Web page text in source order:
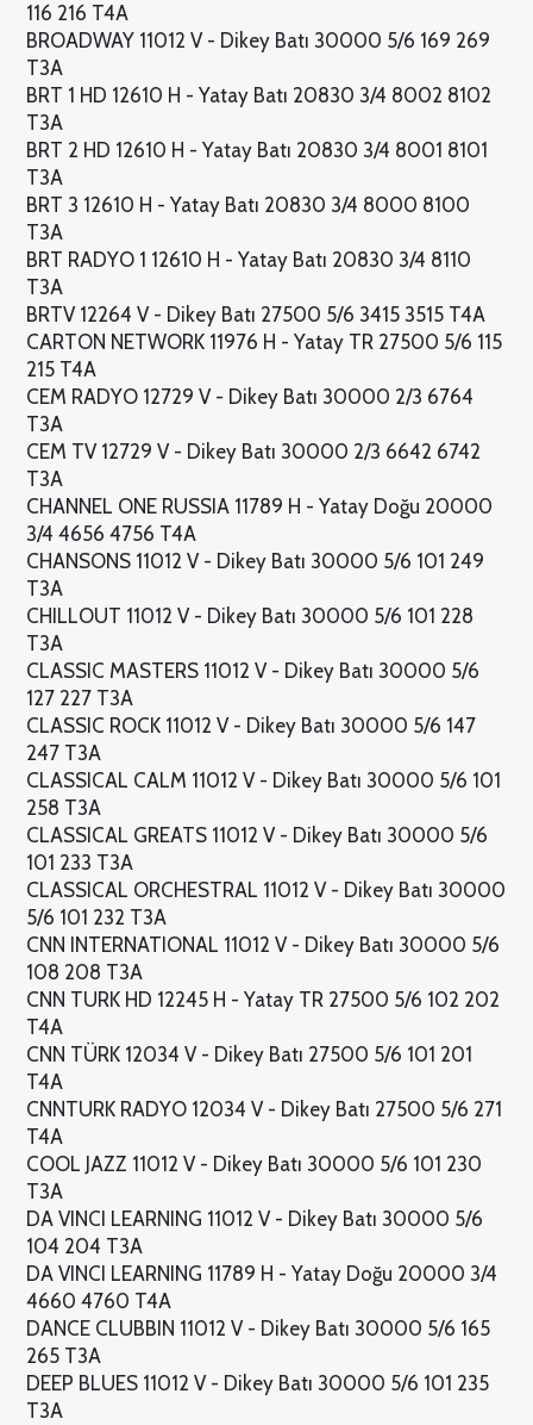
116 216 T4A
BROADWAY 11012 V - Dikey Batı 30000 5/6 169 269
T3A
BRT 1 HD 12610 H - Yatay Batı 20830 3/4 8002 8102
T3A
BRT 2 HD 12610 H - Yatay Batı 20830 3/4 8001 8101
T3A
BRT 3 12610 H - Yatay Batı 20830 3/4 8000 8100
T3A
BRT RADYO 1 12610 H - Yatay Batı 20830 3/4 8110
T3A
BRTV 12264 V - Dikey Batı 27500 5/6 3415 3515 T4A
CARTON NETWORK 11976 H - Yatay TR 27500 5/6 115
215 T4A
CEM RADYO 12729 V - Dikey Batı 30000 2/3 6764
T3A
CEM TV 12729 V - Dikey Batı 30000 2/3 6642 6742
T3A
CHANNEL ONE RUSSIA 11789 H - Yatay Doğu 20000
3/4 4656 4756 T4A
CHANSONS 11012 V - Dikey Batı 30000 5/6 101 249
T3A
CHILLOUT 11012 V - Dikey Batı 30000 5/6 101 228
T3A
CLASSIC MASTERS 11012 V - Dikey Batı 30000 5/6
127 227 T3A
CLASSIC ROCK 11012 V - Dikey Batı 30000 5/6 147
247 T3A
CLASSICAL CALM 11012 V - Dikey Batı 30000 5/6 101
258 T3A
CLASSICAL GREATS 11012 V - Dikey Batı 30000 5/6
101 233 T3A
CLASSICAL ORCHESTRAL 11012 V - Dikey Batı 30000
5/6 101 232 T3A
CNN INTERNATIONAL 11012 V - Dikey Batı 30000 5/6
108 208 T3A
CNN TURK HD 12245 H - Yatay TR 27500 5/6 102 202
T4A
CNN TÜRK 12034 V - Dikey Batı 27500 5/6 101 201
T4A
CNNTURK RADYO 12034 V - Dikey Batı 27500 5/6 271
T4A
COOL JAZZ 11012 V - Dikey Batı 30000 5/6 101 230
T3A
DA VINCI LEARNING 11012 V - Dikey Batı 30000 5/6
104 204 T3A
DA VINCI LEARNING 11789 H - Yatay Doğu 20000 3/4
4660 4760 T4A
DANCE CLUBBIN 11012 V - Dikey Batı 30000 5/6 165
265 T3A
DEEP BLUES 11012 V - Dikey Batı 30000 5/6 101 235
T3A